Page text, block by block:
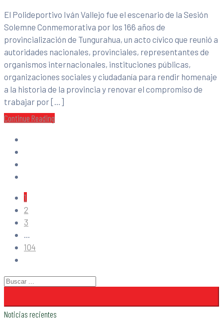
El Polideportivo Iván Vallejo fue el escenario de la Sesión
Solemne Conmemorativa por los 166 años de
provincialización de Tungurahua, un acto cívico que reunió a
autoridades nacionales, provinciales, representantes de
organismos internacionales, instituciones públicas,
organizaciones sociales y ciudadanía para rendir homenaje
a la historia de la provincia y renovar el compromiso de
trabajar por […]
Continue Reading
1
2
3
104
Noticias recientes